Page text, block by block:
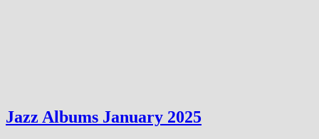
Jazz Albums January 2025